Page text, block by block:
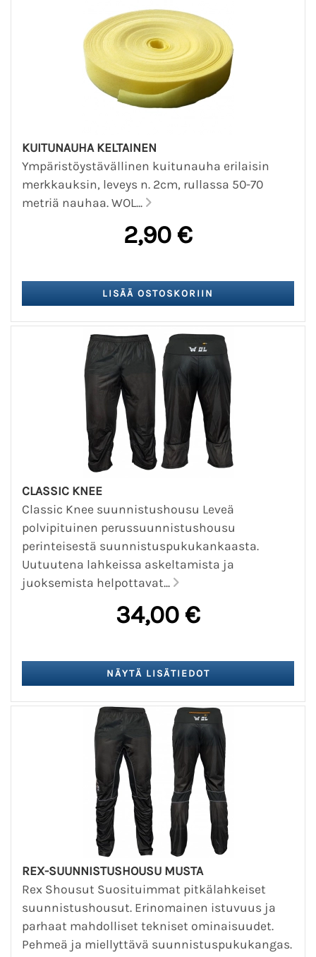
KUITUNAUHA KELTAINEN
Ympäristöystävällinen kuitunauha erilaisin
merkkauksin, leveys n. 2cm, rullassa 50-70
metriä nauhaa. WOL...
2,90 €
CLASSIC KNEE
Classic Knee suunnistushousu Leveä
polvipituinen perussuunnistushousu
perinteisestä suunnistuspukukankaasta.
Uutuutena lahkeissa askeltamista ja
juoksemista helpottavat...
34,00 €
REX-SUUNNISTUSHOUSU MUSTA
Rex Shousut Suosituimmat pitkälahkeiset
suunnistushousut. Erinomainen istuvuus ja
parhaat mahdolliset tekniset ominaisuudet.
Pehmeä ja miellyttävä suunnistuspukukangas.